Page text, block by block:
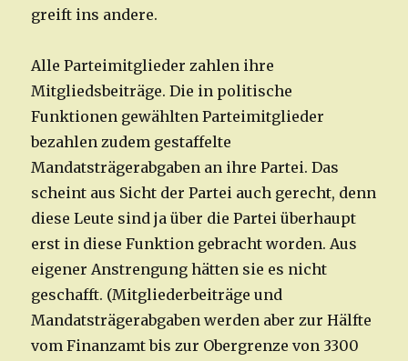
greift ins andere.
Alle Parteimitglieder zahlen ihre
Mitgliedsbeiträge. Die in politische
Funktionen gewählten Parteimitglieder
bezahlen zudem gestaffelte
Mandatsträgerabgaben an ihre Partei. Das
scheint aus Sicht der Partei auch gerecht, denn
diese Leute sind ja über die Partei überhaupt
erst in diese Funktion gebracht worden. Aus
eigener Anstrengung hätten sie es nicht
geschafft. (Mitgliederbeiträge und
Mandatsträgerabgaben werden aber zur Hälfte
vom Finanzamt bis zur Obergrenze von 3300